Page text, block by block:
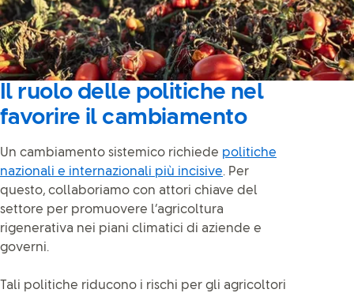
Il ruolo delle politiche nel
favorire il cambiamento
Un cambiamento sistemico richiede politiche
nazionali e internazionali più incisive. Per
questo, collaboriamo con attori chiave del
settore per promuovere l’agricoltura
rigenerativa nei piani climatici di aziende e
governi.
Tali politiche riducono i rischi per gli agricoltori